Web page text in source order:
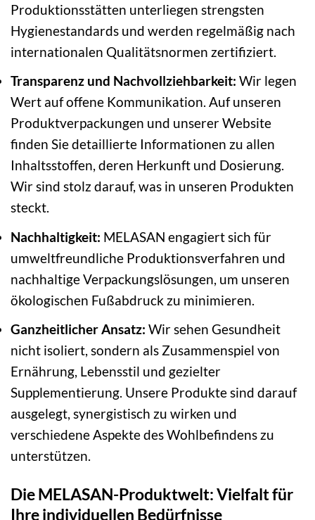
Produktionsstätten unterliegen strengsten
Hygienestandards und werden regelmäßig nach
internationalen Qualitätsnormen zertifiziert.
Transparenz und Nachvollziehbarkeit: Wir legen
Wert auf offene Kommunikation. Auf unseren
Produktverpackungen und unserer Website
finden Sie detaillierte Informationen zu allen
Inhaltsstoffen, deren Herkunft und Dosierung.
Wir sind stolz darauf, was in unseren Produkten
steckt.
Nachhaltigkeit: MELASAN engagiert sich für
umweltfreundliche Produktionsverfahren und
nachhaltige Verpackungslösungen, um unseren
ökologischen Fußabdruck zu minimieren.
Ganzheitlicher Ansatz: Wir sehen Gesundheit
nicht isoliert, sondern als Zusammenspiel von
Ernährung, Lebensstil und gezielter
Supplementierung. Unsere Produkte sind darauf
ausgelegt, synergistisch zu wirken und
verschiedene Aspekte des Wohlbefindens zu
unterstützen.
Die MELASAN-Produktwelt: Vielfalt für
Ihre individuellen Bedürfnisse